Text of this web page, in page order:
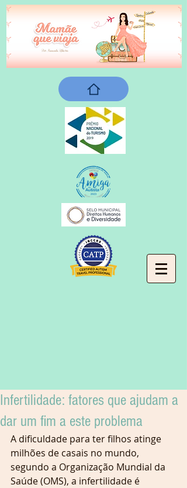
Infertilidade: fatores que ajudam a
dar um fim a este problema
A dificuldade para ter filhos atinge
milhões de casais no mundo,
segundo a Organização Mundial da
Saúde (OMS), a infertilidade é